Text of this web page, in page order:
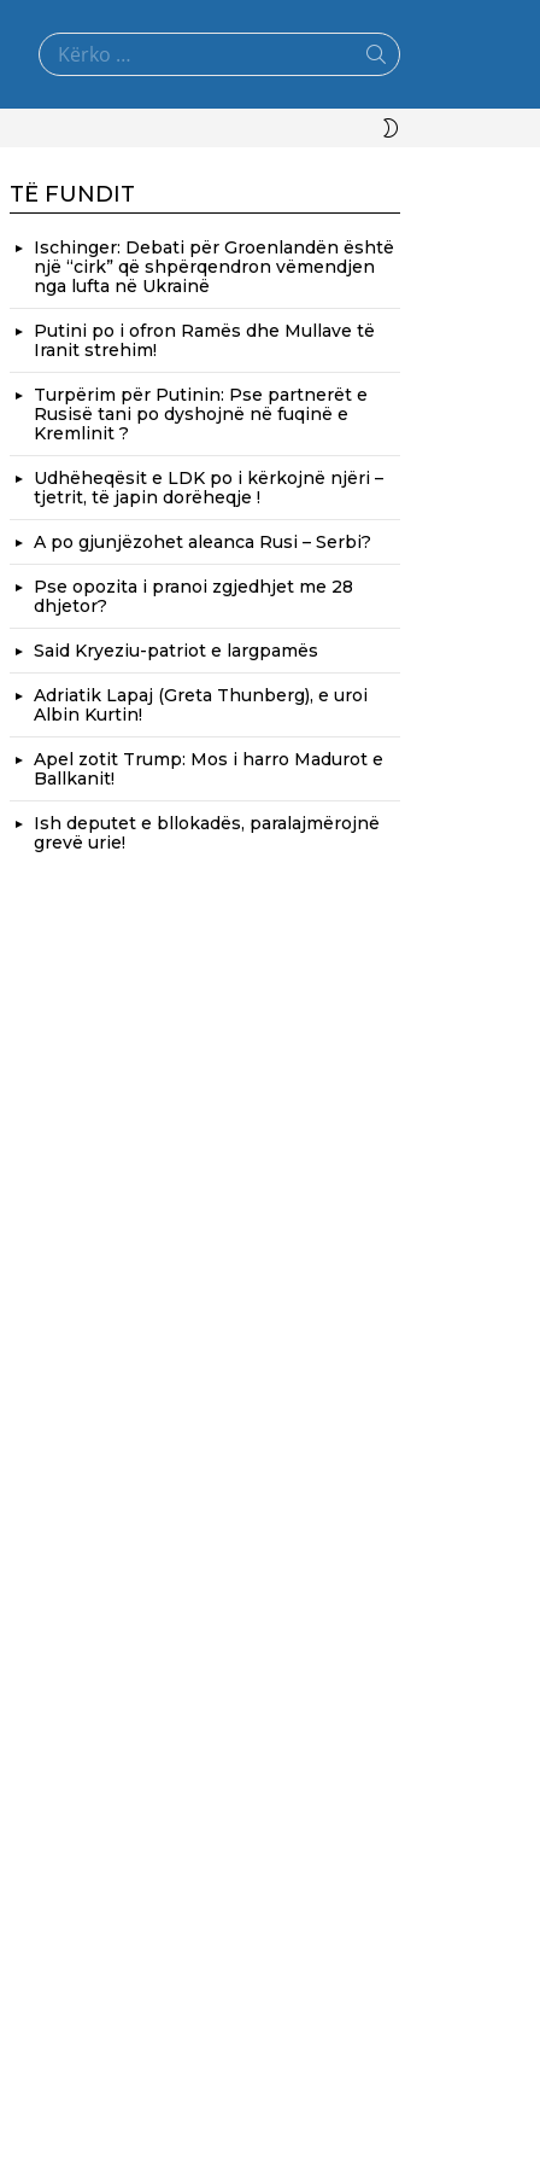
Search
for:
TË FUNDIT
Ischinger: Debati për Groenlandën është
një “cirk” që shpërqendron vëmendjen
nga lufta në Ukrainë
Putini po i ofron Ramës dhe Mullave të
Iranit strehim!
Turpërim për Putinin: Pse partnerët e
Rusisë tani po dyshojnë në fuqinë e
Kremlinit ?
Udhëheqësit e LDK po i kërkojnë njëri –
tjetrit, të japin dorëheqje !
A po gjunjëzohet aleanca Rusi – Serbi?
Pse opozita i pranoi zgjedhjet me 28
dhjetor?
Said Kryeziu-patriot e largpamës
Adriatik Lapaj (Greta Thunberg), e uroi
Albin Kurtin!
Apel zotit Trump: Mos i harro Madurot e
Ballkanit!
Ish deputet e bllokadës, paralajmërojnë
grevë urie!